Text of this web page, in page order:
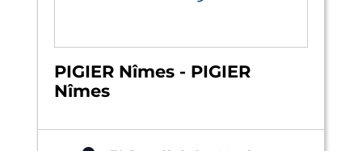
PIGIER Nîmes - PIGIER
Nîmes